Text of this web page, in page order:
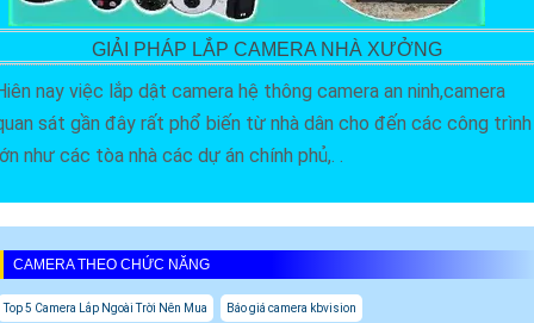
GIẢI PHÁP LẮP CAMERA NHÀ XƯỞNG
nay việc lắp dật camera hệ thông camera an ninh,camera
sát gần đây rất phổ biến từ nhà dân cho đến các công trình
như các tòa nhà các dự án chính phủ,. .
CAMERA THEO CHỨC NĂNG
Top 5 Camera Lắp Ngoài Trời Nên Mua Báo giá camera kbvision